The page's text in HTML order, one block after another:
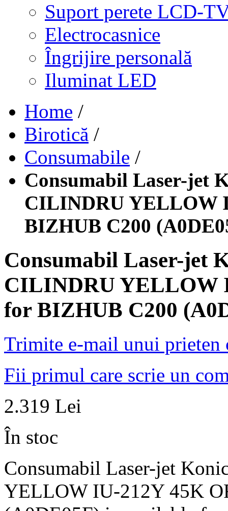
Suport perete LCD-
Electrocasnice
Îngrijire personală
Iluminat LED
Home /
Birotică /
Consumabile /
Consumabil Laser-jet
CILINDRU YELLOW
BIZHUB C200
Consumabil Laser-jet
CILINDRU YELLOW
for BIZHUB C200
Trimite e-mail unui prieten
Fii primul care scrie un
2.319 Lei
În stoc
Consumabil Laser-jet
YELLOW IU-212Y 45K